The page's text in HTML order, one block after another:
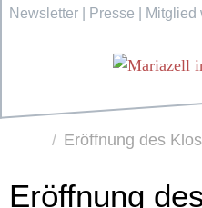
Newsletter Presse Mitglied
Eröffnung des
Eröffnung